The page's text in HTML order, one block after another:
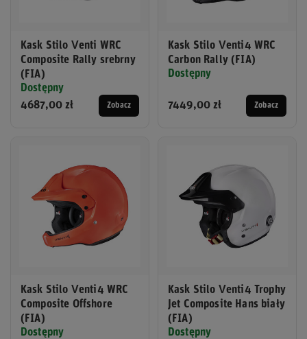
Kask Stilo Venti WRC
Composite Rally srebrny
(FIA)
Dostępny
4687,00 zł
Zobacz
Kask Stilo Venti4 WRC
Carbon Rally (FIA)
Dostępny
7449,00 zł Zobacz
Kask Stilo Venti4 WRC
Composite Offshore
(FIA)
Dostępny
Kask Stilo Venti4 Trophy
Jet Composite Hans biały
(FIA)
Dostępny